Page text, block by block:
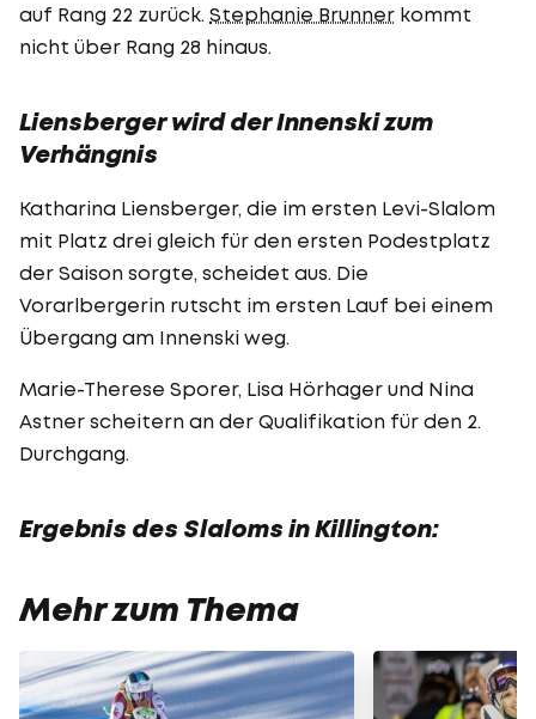
auf Rang 22 zurück. Stephanie Brunner kommt
nicht über Rang 28 hinaus.
Liensberger wird der Innenski zum
Verhängnis
Katharina Liensberger, die im ersten Levi-Slalom
mit Platz drei gleich für den ersten Podestplatz
der Saison sorgte, scheidet aus. Die
Vorarlbergerin rutscht im ersten Lauf bei einem
Übergang am Innenski weg.
Marie-Therese Sporer, Lisa Hörhager und Nina
Astner scheitern an der Qualifikation für den 2.
Durchgang.
Ergebnis des Slaloms in Killington:
Mehr zum Thema